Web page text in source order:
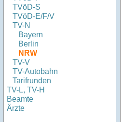
TVöD-S
TVöD-E/F/V
TV-N
Bayern
Berlin
NRW
TV-V
TV-Autobahn
Tarifrunden
TV-L, TV-H
Beamte
Ärzte